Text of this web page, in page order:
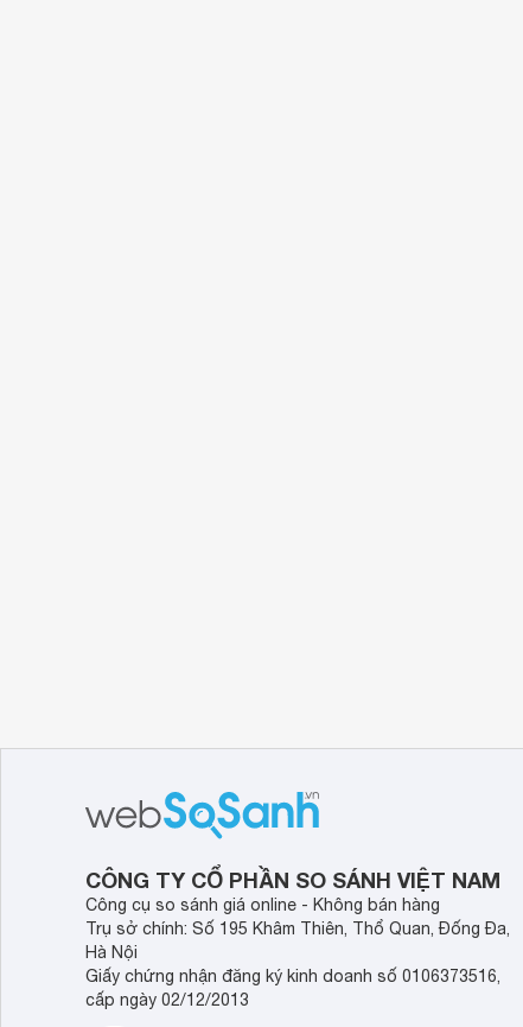
CÔNG TY CỔ PHẦN SO SÁNH VIỆT NAM
Công cụ so sánh giá online - Không bán hàng
Trụ sở chính: Số 195 Khâm Thiên, Thổ Quan, Đống Đa,
Hà Nội
Giấy chứng nhận đăng ký kinh doanh số 0106373516,
cấp ngày 02/12/2013